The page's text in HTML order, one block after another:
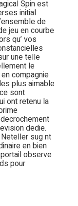
Spin est
initial
de
jeu en courbe
qu’ vos
une telle
le
compagnie
plus aimable
sont
ont retenu la
dedie.
sug nt
en bien
observe
pour